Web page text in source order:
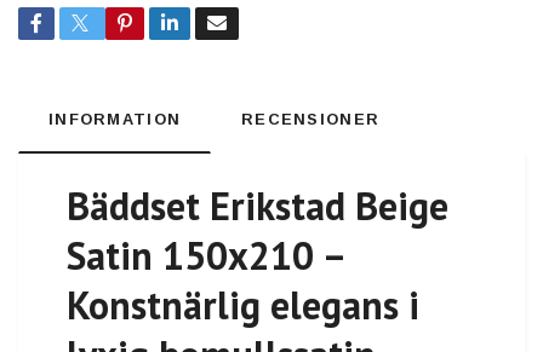
INFORMATION RECENSIONER
Bäddset Erikstad Beige
Satin 150x210 –
Konstnärlig elegans i